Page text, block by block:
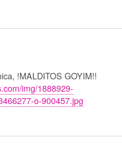
!MALDITOS GOYIM!!
img/1888929-
o-900457.jpg